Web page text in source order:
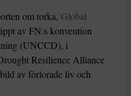
om torka, Global
av FN:s konvention
(UNCCD), i
Resilience Alliance
av förlorade liv och